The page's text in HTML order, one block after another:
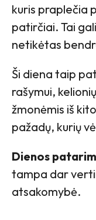
kuris praplečia
patirčiai. Tai
netikėtas
Ši diena taip
rašymui,
žmonėmis iš
pažadų, kurių
Dienos
tampa dar
atsakomybė.